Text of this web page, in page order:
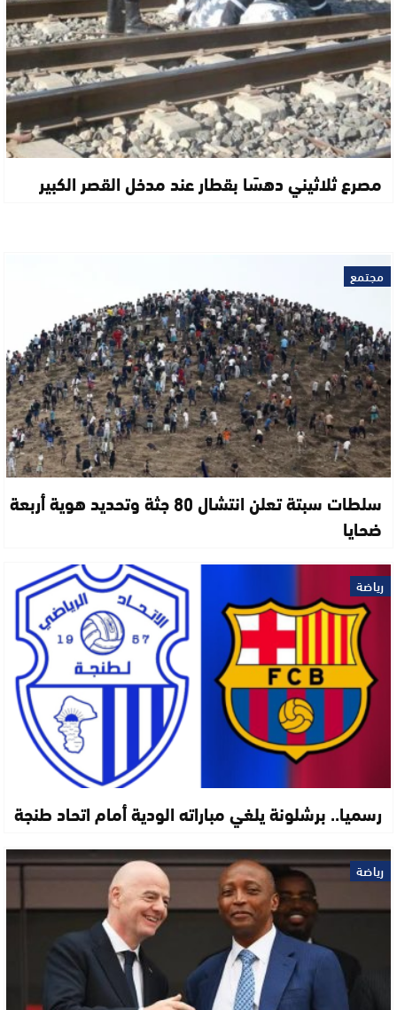
مصرع ثلاثيني دهسًا بقطار عند مدخل القصر الكبير
مجتمع
سلطات سبتة تعلن انتشال 80 جثة وتحديد هوية أربعة
ضحايا
رياضة
رسميا.. برشلونة يلغي مباراته الودية أمام اتحاد طنجة
رياضة